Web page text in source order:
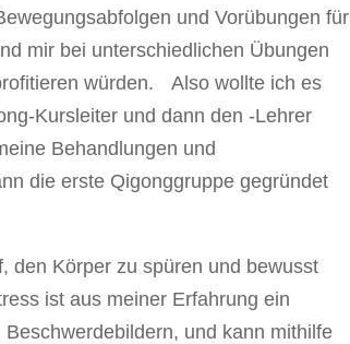
und Vorübungen für
mir bei unterschiedlichen Übungen
würden. Also wollte ich es
Kursleiter und dann den -Lehrer
Behandlungen und
die erste Qigonggruppe gegründet
den Körper zu spüren und bewusst
ist aus meiner Erfahrung ein
und kann mithilfe